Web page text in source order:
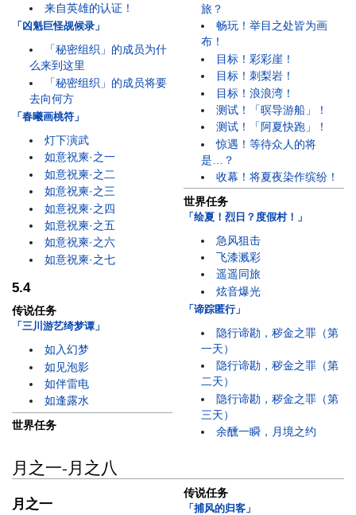
来自英雄的认证！
「凶魁巨怪觇候录」
「秘密组织」的成员为什
么来到这里
「秘密组织」的成员将要
去向何方
「春曦画桃符」
灯下演武
如意祝柬·之一
如意祝柬·之二
如意祝柬·之三
如意祝柬·之四
如意祝柬·之五
如意祝柬·之六
如意祝柬·之七
5.4
传说任务
「三川游艺绮梦谭」
如入幻梦
如见泡影
如伴雷电
如逢露水
世界任务
旅？
畅玩！举目之处皆为画
布！
目标！彩彩崖！
目标！刺梨岩！
目标！浪浪湾！
测试！「暝导游船」！
测试！「阿夏快跑」！
惊遇！等待众人的将
是…？
收幕！将夏夜染作缤纷！
世界任务
「绘夏！烈日？度假村！」
急风狙击
飞漆溅彩
遥遥同旅
炫音爆光
「谛踪匿行」
隐行谛勘，秽金之罪（第
一天）
隐行谛勘，秽金之罪（第
二天）
隐行谛勘，秽金之罪（第
三天）
余醺一瞬，月境之约
月之一-月之八
月之一
传说任务
「捕风的归客」